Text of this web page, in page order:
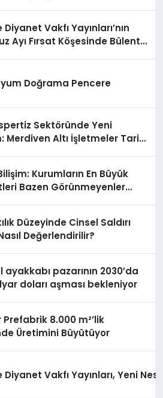
Vakfı Yayınları’nın
Ayı Fırsat Köşesinde Bülent
Doğrama Pencere
Sektöründe Yeni
Merdiven Altı İşletmeler Tarih
Kurumların En Büyük
Bazen Görünmeyenler
Düzeyinde Cinsel Saldırı
Değerlendirilir?
ayakkabı pazarının 2030’da
doları aşması bekleniyor
Prefabrik 8.000 m²’lik
Üretimini Büyütüyor
Diyanet Vakfı Yayınları, Yeni